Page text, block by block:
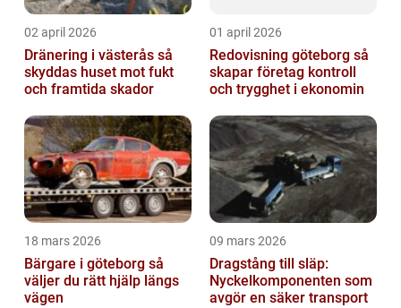
02 april 2026
Dränering i västerås så
skyddas huset mot fukt
och framtida skador
01 april 2026
Redovisning göteborg så
skapar företag kontroll
och trygghet i ekonomin
18 mars 2026
Bärgare i göteborg så
väljer du rätt hjälp längs
vägen
09 mars 2026
Dragstång till släp:
Nyckelkomponenten som
avgör en säker transport